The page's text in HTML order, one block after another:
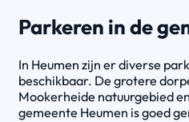
Parkeren in de
In Heumen zijn er diverse
beschikbaar. De grotere
Mookerheide natuurgebied
gemeente Heumen is goed